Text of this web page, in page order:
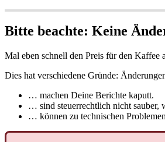
Bitte beachte: Keine
Mal eben schnell den Preis für den Kaffee
Dies hat verschiedene Gründe:
… machen Deine Berichte kaputt.
… sind steuerrechtlich nicht sauber,
… können zu technischen